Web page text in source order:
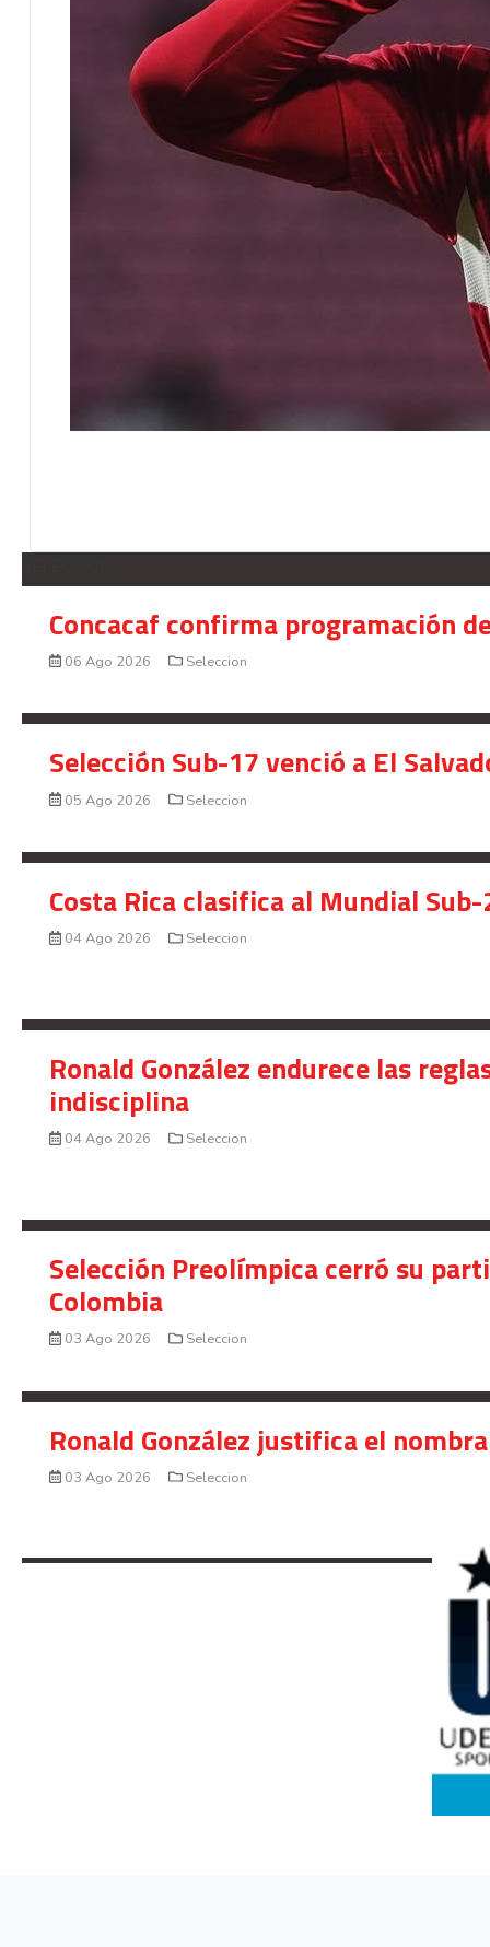
Concacaf confirma programación
06 Ago 2026 Seleccion
Selección Sub-17 venció a El
05 Ago 2026 Seleccion
Costa Rica clasifica al Mundial
04 Ago 2026 Seleccion
Ronald González endurece las
indisciplina
04 Ago 2026 Seleccion
Selección Preolímpica cerró su
Colombia
03 Ago 2026 Seleccion
Ronald González justifica el
03 Ago 2026 Seleccion